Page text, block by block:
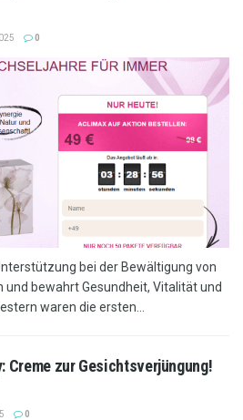
0
bei der Bewältigung von
und bewahrt Gesundheit, Vitalität und
waren die ersten...
Creme zur Gesichtsverjüngung!
0